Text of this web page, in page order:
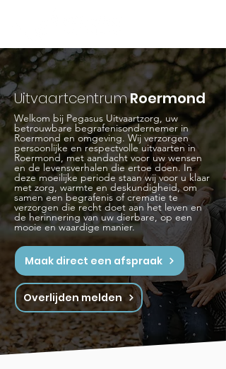
UitvaartcentrumRoermond
Welkom bij Pegasus Uitvaartzorg, uw
betrouwbare begrafenisondernemer in
Roermond en omgeving. Wij verzorgen
persoonlijke en respectvolle uitvaarten in
Roermond, met aandacht voor uw wensen
en de levensverhalen die ertoe doen. In
deze moeilijke periode staan wij voor u klaar
met zorg, warmte en deskundigheid, om
samen een begrafenis of crematie te
verzorgen die recht doet aan het leven en
de herinnering van uw dierbare, op een
mooie en waardige manier.
Maak direct een afspraak
Overlijden melden